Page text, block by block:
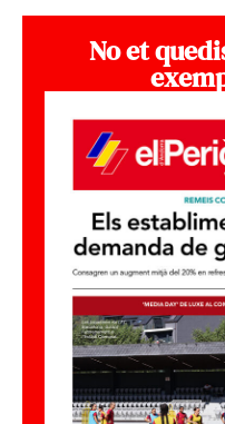
No et